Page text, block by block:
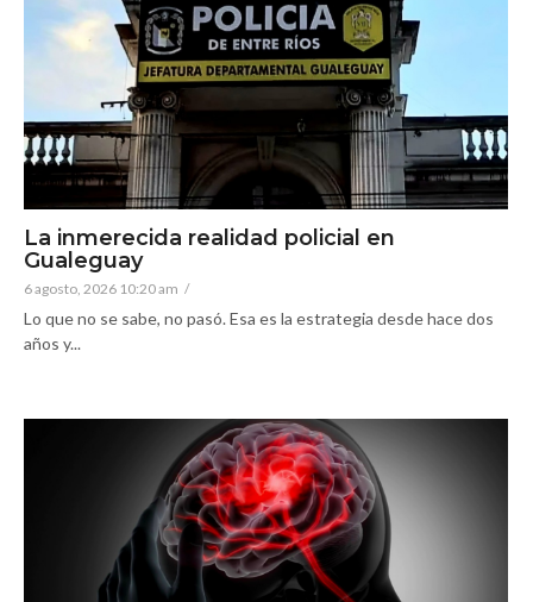
La inmerecida realidad policial en
Gualeguay
6 agosto, 2026 10:20 am /
Lo que no se sabe, no pasó. Esa es la estrategia desde hace dos
años y...